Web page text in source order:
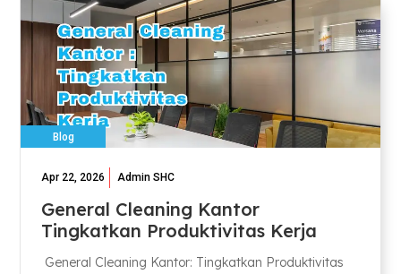
Blog
Apr 22, 2026 Admin SHC
General Cleaning Kantor
Tingkatkan Produktivitas Kerja
General Cleaning Kantor: Tingkatkan Produktivitas